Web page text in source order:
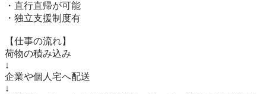
・直行直帰が可能
・独立支援制度有
【仕事の流れ】
荷物の積み込み
↓
企業や個人宅へ配送
↓